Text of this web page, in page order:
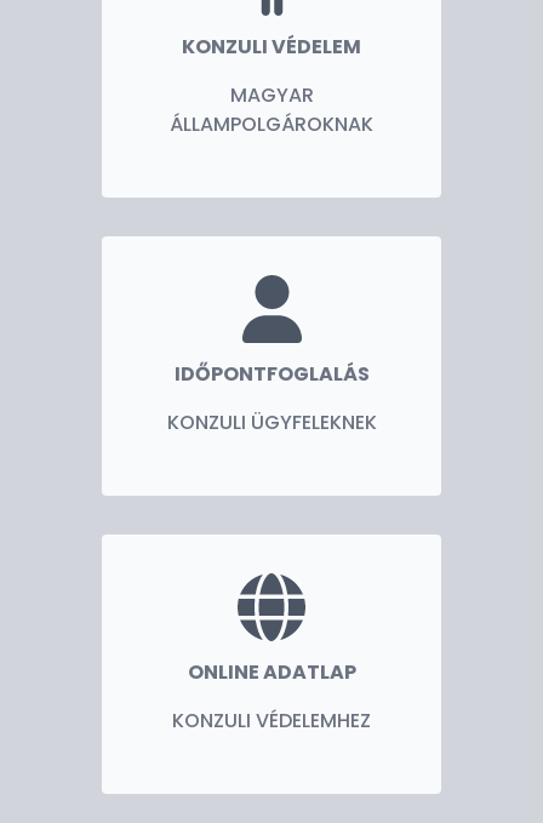
KONZULI VÉDELEM
MAGYAR
ÁLLAMPOLGÁROKNAK
IDŐPONTFOGLALÁS
KONZULI ÜGYFELEKNEK
ONLINE ADATLAP
KONZULI VÉDELEMHEZ